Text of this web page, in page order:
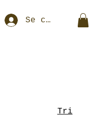
Se connecter
Tri